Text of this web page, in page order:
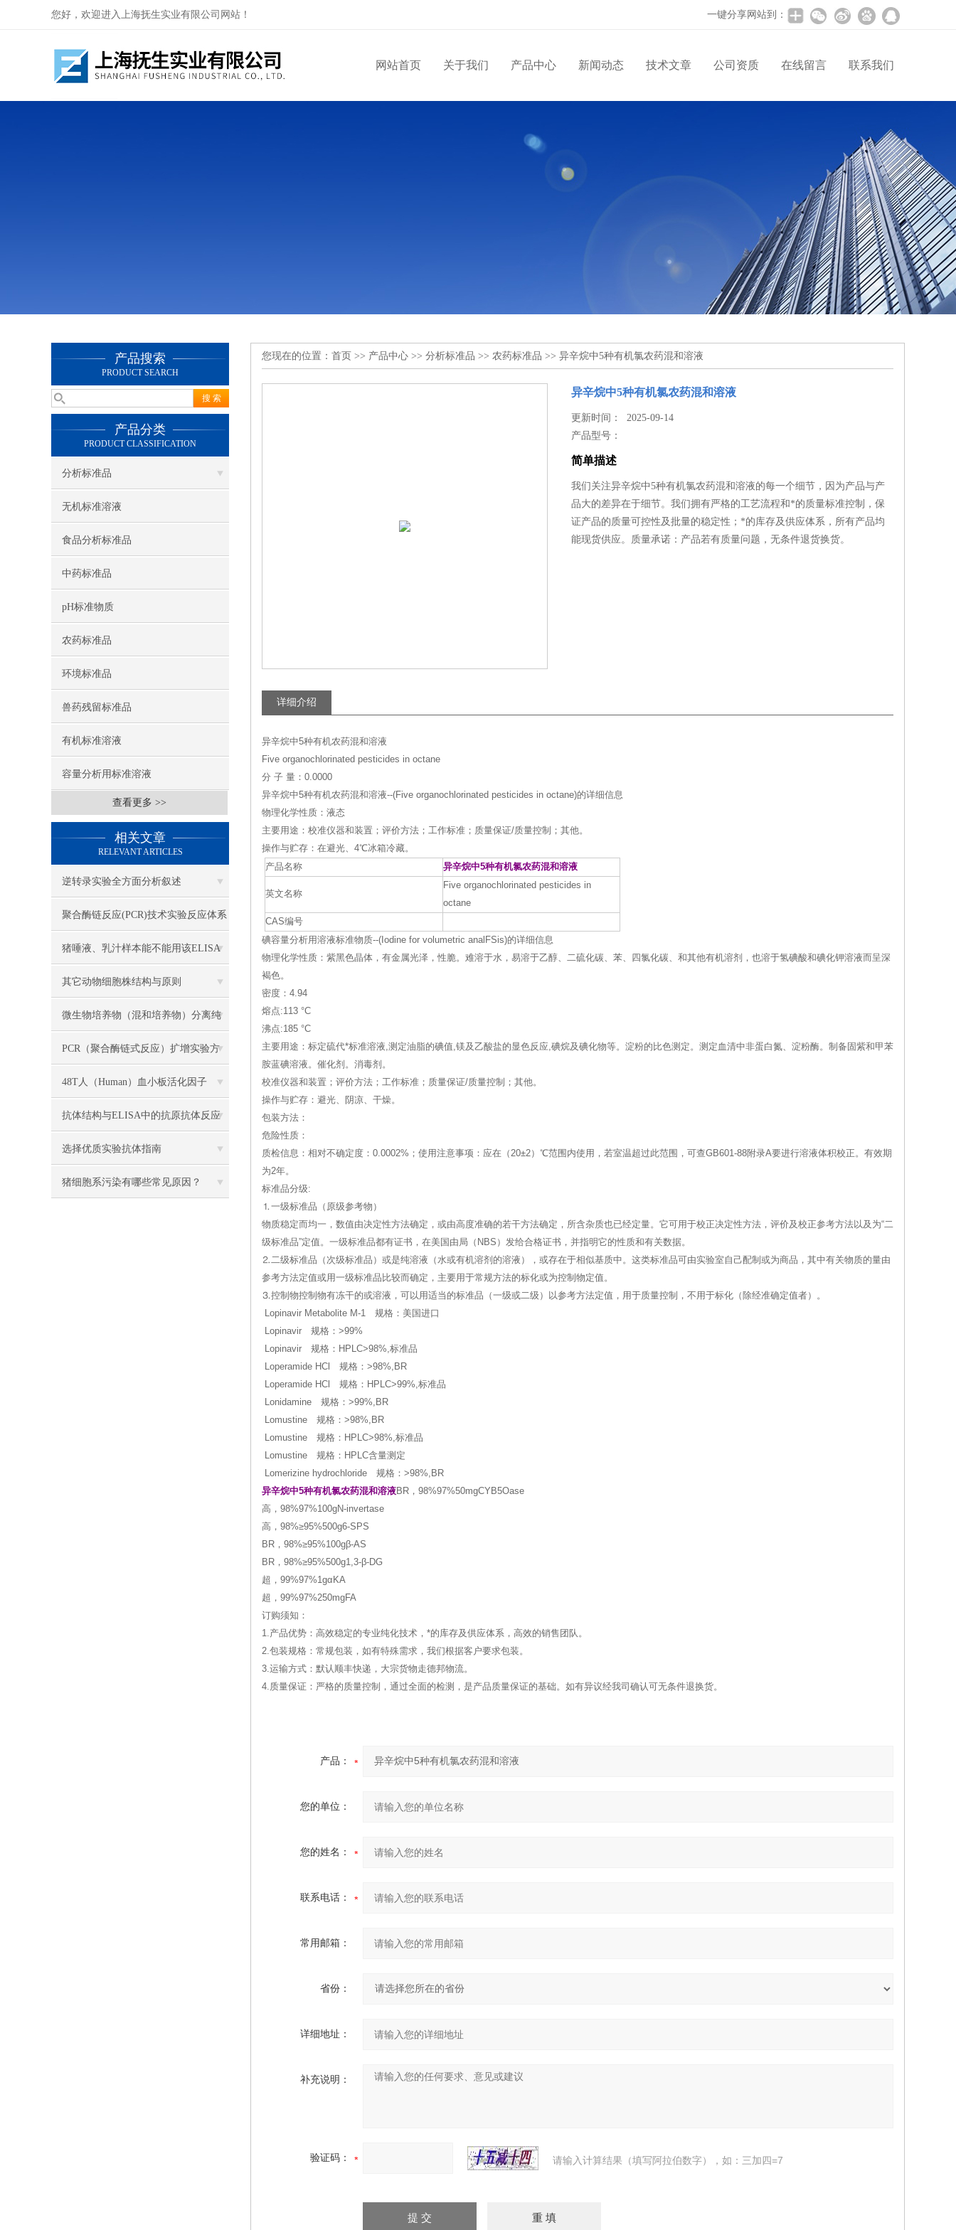
您好，欢迎进入上海抚生实业有限公司网站！ 一键分享网站到：
网站首页 关于我们 产品中心 新闻动态 技术文章 公司资质 在线留言 联系我们
产品搜索
PRODUCT SEARCH
产品分类
PRODUCT CLASSIFICATION
分析标准品
无机标准溶液
食品分析标准品
中药标准品
pH标准物质
农药标准品
环境标准品
兽药残留标准品
有机标准溶液
容量分析用标准溶液
查看更多 >>
相关文章
RELEVANT ARTICLES
逆转录实验全方面分析叙述
聚合酶链反应(PCR)技术实验反应体系
各组份解析
猪唾液、乳汁样本能不能用该ELISA
试剂盒检测？
其它动物细胞株结构与原则
微生物培养物（混和培养物）分离纯
化主要方法介绍
PCR（聚合酶链式反应）扩增实验方
法详述
48T人（Human）血小板活化因子
（PAF） ELISA 检测试剂盒说明书
抗体结构与ELISA中的抗原抗体反应
解读
选择优质实验抗体指南
猪细胞系污染有哪些常见原因？
您现在的位置： 首页 >> 产品中心 >> 分析标准品 >> 农药标准品 >> 异辛烷中5种有机氯农药混和溶液
异辛烷中5种有机氯农药混和溶液
更新时间： 2025-09-14
产品型号：
简单描述
我们关注异辛烷中5种有机氯农药混和溶液的每一个细节，因为产品与产
品大的差异在于细节。我们拥有严格的工艺流程和*的质量标准控制，保
证产品的质量可控性及批量的稳定性；*的库存及供应体系，所有产品均
能现货供应。质量承诺：产品若有质量问题，无条件退货换货。
详细介绍
异辛烷中5种有机农药混和溶液
Five organochlorinated pesticides in octane
分 子 量：0.0000
异辛烷中5种有机农药混和溶液--(Five organochlorinated pesticides in octane)的详细信息
物理化学性质：液态
主要用途：校准仪器和装置；评价方法；工作标准；质量保证/质量控制；其他。
操作与贮存：在避光、4℃冰箱冷藏。
产品名称
异辛烷中5种有机氯农药混和溶液
英文名称
Five organochlorinated pesticides in
octane
CAS编号
碘容量分析用溶液标准物质--(Iodine for volumetric analFSis)的详细信息
物理化学性质：紫黑色晶体，有金属光泽，性脆。难溶于水，易溶于乙醇、二硫化碳、苯、四氯化碳、和其他有机溶剂，也溶于氢碘酸和碘化钾溶液而呈深
褐色。
密度：4.94
熔点:113 °C
沸点:185 °C
主要用途：标定硫代*标准溶液,测定油脂的碘值,镁及乙酸盐的显色反应,碘烷及碘化物等。淀粉的比色测定。测定血清中非蛋白氮、淀粉酶。制备固紫和甲苯
胺蓝碘溶液。催化剂。消毒剂。
校准仪器和装置；评价方法；工作标准；质量保证/质量控制；其他。
操作与贮存：避光、阴凉、干燥。
包装方法：
危险性质：
质检信息：相对不确定度：0.0002%；使用注意事项：应在（20±2）℃范围内使用，若室温超过此范围，可查GB601-88附录A要进行溶液体积校正。有效期
为2年。
标准品分级:
⒈一级标准品（原级参考物）
物质稳定而均一，数值由决定性方法确定，或由高度准确的若干方法确定，所含杂质也已经定量。它可用于校正决定性方法，评价及校正参考方法以及为“二
级标准品”定值。一级标准品都有证书，在美国由局（NBS）发给合格证书，并指明它的性质和有关数据。
⒉二级标准品（次级标准品）或是纯溶液（水或有机溶剂的溶液），或存在于相似基质中。这类标准品可由实验室自己配制或为商品，其中有关物质的量由
参考方法定值或用一级标准品比较而确定，主要用于常规方法的标化或为控制物定值。
⒊控制物控制物有冻干的或溶液，可以用适当的标准品（一级或二级）以参考方法定值，用于质量控制，不用于标化（除经准确定值者）。
Lopinavir Metabolite M-1 规格：美国进口
Lopinavir 规格：>99%
Lopinavir 规格：HPLC>98%,标准品
Loperamide HCl 规格：>98%,BR
Loperamide HCl 规格：HPLC>99%,标准品
Lonidamine 规格：>99%,BR
Lomustine 规格：>98%,BR
Lomustine 规格：HPLC>98%,标准品
Lomustine 规格：HPLC含量测定
Lomerizine hydrochloride 规格：>98%,BR
异辛烷中5种有机氯农药混和溶液BR，98%97%50mgCYB5Oase
高 ，98%97%100gN-invertase
高，98%≥95%500g6-SPS
BR，98%≥95%100gβ-AS
BR，98%≥95%500g1,3-β-DG
超，99%97%1gαKA
超，99%97%250mgFA
订购须知：
1.产品优势：高效稳定的专业纯化技术，*的库存及供应体系，高效的销售团队。
2.包装规格：常规包装，如有特殊需求，我们根据客户要求包装。
3.运输方式：默认顺丰快递，大宗货物走德邦物流。
4.质量保证：严格的质量控制，通过全面的检测，是产品质量保证的基础。如有异议经我司确认可无条件退换货。
产品：
您的单位：
您的姓名：
联系电话：
常用邮箱：
省份：
详细地址：
补充说明：
验证码： 请输入计算结果（填写阿拉伯数字），如：三加四=7